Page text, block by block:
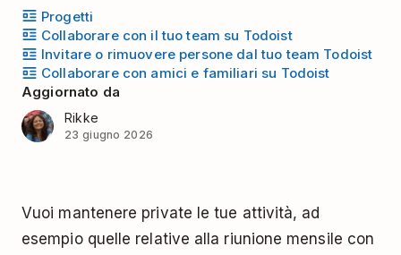
Progetti
Collaborare con il tuo team su Todoist
Invitare o rimuovere persone dal tuo team Todoist
Collaborare con amici e familiari su Todoist
Aggiornato da
Rikke
23 giugno 2026
Vuoi mantenere private le tue attività, ad
esempio quelle relative alla riunione mensile con